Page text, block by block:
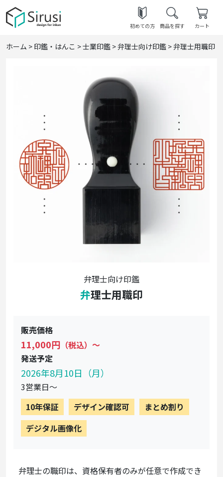
初めての方 商品を探す カート
ホーム > 印鑑・はんこ >士業印鑑 >弁理士向け印鑑 >弁理士用職印
弁理士向け印鑑
弁理士用職印
販売価格
11,000円 （税込）〜
発送予定
2026年8月10日（月）
3営業日〜
10年保証
デザイン確認可
まとめ割り
デジタル画像化
弁理士の職印は、資格保有者のみが任意で作成でき